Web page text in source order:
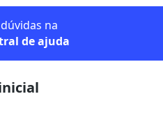
na
de ajuda